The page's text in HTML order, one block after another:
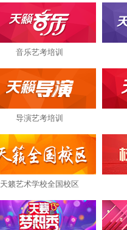
音乐艺考培训
导演艺考培训
天籁艺术学校全国校区